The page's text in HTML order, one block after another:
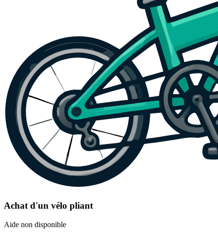
Achat d'un vélo pliant
Aide non disponible